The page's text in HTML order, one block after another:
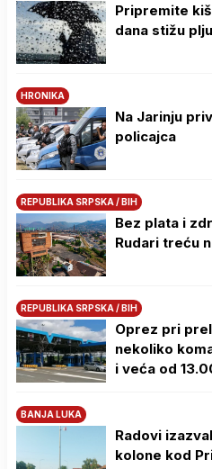
Pripremite
dana stižu
HRONIKA
Na Јarinju
policajca
REPUBLIKA SRPSKA / BIH
Bez plata i
Rudari treću
REPUBLIKA SRPSKA / BIH
Oprez pri
nekoliko
i veća od
BANJA LUKA
Radovi
kolone kod